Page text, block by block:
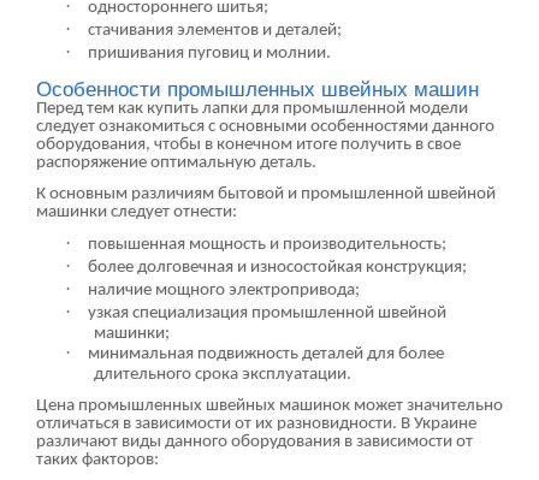
· одностороннего шитья;
· стачивания элементов и деталей;
· пришивания пуговиц и молнии.
Особенности промышленных швейных машин
Перед тем как купить лапки для промышленной модели
следует ознакомиться с основными особенностями данного
оборудования, чтобы в конечном итоге получить в свое
распоряжение оптимальную деталь.
К основным различиям бытовой и промышленной швейной
машинки следует отнести:
· повышенная мощность и производительность;
· более долговечная и износостойкая конструкция;
· наличие мощного электропривода;
·
узкая специализация промышленной швейной
машинки;
·
минимальная подвижность деталей для более
длительного срока эксплуатации.
Цена промышленных швейных машинок может значительно
отличаться в зависимости от их разновидности. В Украине
различают виды данного оборудования в зависимости от
таких факторов: